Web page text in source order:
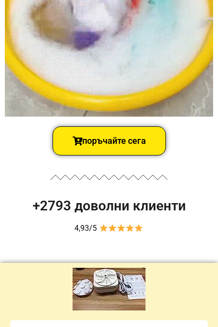
поръчайте сега
+2793 доволни клиенти
4,93/5